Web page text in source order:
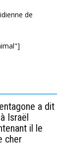
de
a dit
Israël
il le
cher